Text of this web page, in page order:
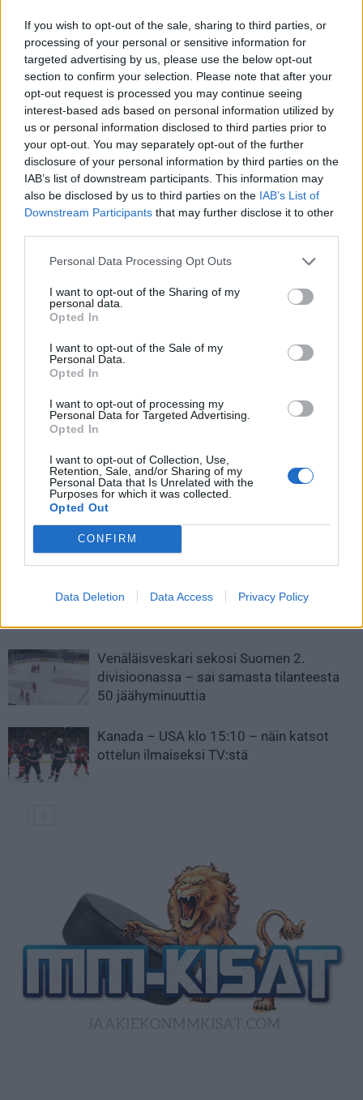
If you wish to opt-out of the sale, sharing to third parties, or
processing of your personal or sensitive information for
targeted advertising by us, please use the below opt-out
section to confirm your selection. Please note that after your
opt-out request is processed you may continue seeing
interest-based ads based on personal information utilized by
us or personal information disclosed to third parties prior to
your opt-out. You may separately opt-out of the further
disclosure of your personal information by third parties on the
IAB’s list of downstream participants. This information may
also be disclosed by us to third parties on the IAB’s List of
Downstream Participants that may further disclose it to other
Personal Data Processing Opt Outs
I want to opt-out of the Sharing of my
personal data.
Opted In
I want to opt-out of the Sale of my
Personal Data.
Opted In
I want to opt-out of processing my
Personal Data for Targeted Advertising.
Opted In
I want to opt-out of Collection, Use,
Retention, Sale, and/or Sharing of my
Personal Data that Is Unrelated with the
Purposes for which it was collected.
Opted Out
CONFIRM
Data Deletion Data Access Privacy Policy
Jos video ei näy laitteellasi voit katsoa sen suoraan
Youtubesta.
Rantanen nousi tehoillaan pistepörssissä kohisten kohti
kärkeä. Tällä kaudella tehot 26+38=64 iskenyt suomalainen
nousi pistepörssissä kuudenneksi. Rantanen on tehoillaan
eniten pisteitä iskenyt suomalainen, Avalanchen sisäisessä
pistepörssissä edellä on vielä kaksi pistettä enemmän iskenyt
Nazem Kadri.
Edellinen artikkeli
Teuvo Teräväinen iski
verkkoon kolme sekuntia
aloituksesta
Seuraava artikkeli
Marjamäki siirtyy penkin taakse
LIITTYVÄT ARTIKKELIT
Aleksander Barkov tekee paluun
Venäläisveskari sekosi Suomen 2.
divisioonassa – sai samasta tilanteesta
50 jäähyminuuttia
Kanada – USA klo 15:10 – näin katsot
ottelun ilmaiseksi TV:stä